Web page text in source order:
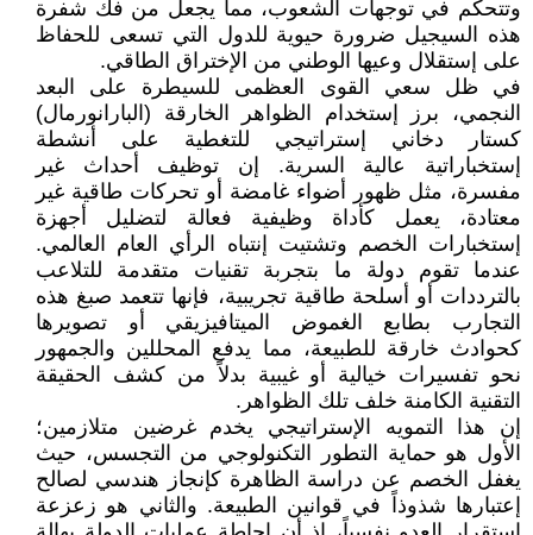
وتتحكم في توجهات الشعوب، مما يجعل من فك شفرة
هذه السيجيل ضرورة حيوية للدول التي تسعى للحفاظ
على إستقلال وعيها الوطني من الإختراق الطاقي.
في ظل سعي القوى العظمى للسيطرة على البعد
النجمي، برز إستخدام الظواهر الخارقة (البارانورمال)
كستار دخاني إستراتيجي للتغطية على أنشطة
إستخباراتية عالية السرية. إن توظيف أحداث غير
مفسرة، مثل ظهور أضواء غامضة أو تحركات طاقية غير
معتادة، يعمل كأداة وظيفية فعالة لتضليل أجهزة
إستخبارات الخصم وتشتيت إنتباه الرأي العام العالمي.
عندما تقوم دولة ما بتجربة تقنيات متقدمة للتلاعب
بالترددات أو أسلحة طاقية تجريبية، فإنها تتعمد صبغ هذه
التجارب بطابع الغموض الميتافيزيقي أو تصويرها
كحوادث خارقة للطبيعة، مما يدفع المحللين والجمهور
نحو تفسيرات خيالية أو غيبية بدلاً من كشف الحقيقة
التقنية الكامنة خلف تلك الظواهر.
إن هذا التمويه الإستراتيجي يخدم غرضين متلازمين؛
الأول هو حماية التطور التكنولوجي من التجسس، حيث
يغفل الخصم عن دراسة الظاهرة كإنجاز هندسي لصالح
إعتبارها شذوذاً في قوانين الطبيعة. والثاني هو زعزعة